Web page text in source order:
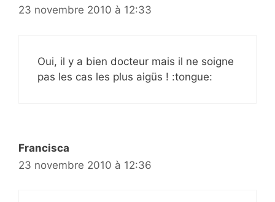
23 novembre 2010 à 12:33
Oui, il y a bien docteur mais il ne soigne
pas les cas les plus aigüs ! :tongue:
Francisca
23 novembre 2010 à 12:36